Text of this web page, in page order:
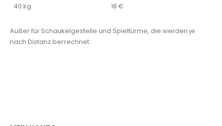
40 kg 18 €
Außer für Schaukelgestelle und Spieltürme, die werden je
nach Distanz berrechnet.